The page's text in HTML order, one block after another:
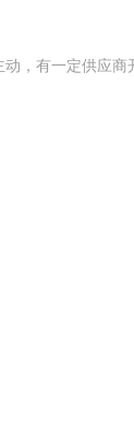
，有一定供应